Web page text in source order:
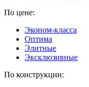
По цене:
Эконом-класса
Оптима
Элитные
Эксклюзивные
По конструкции: